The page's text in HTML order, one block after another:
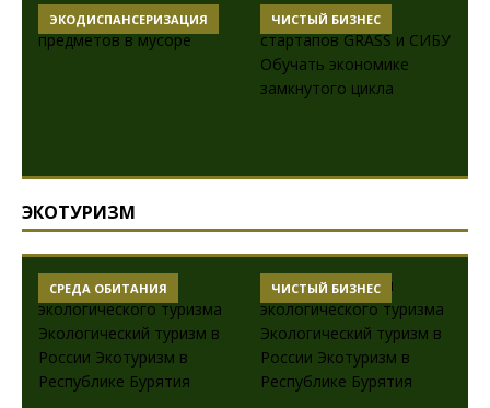
ЭКОДИСПАНСЕРИЗАЦИЯ ЧИСТЫЙ БИЗНЕС
ЭКОТУРИЗМ
СРЕДА ОБИТАНИЯ ЧИСТЫЙ БИЗНЕС